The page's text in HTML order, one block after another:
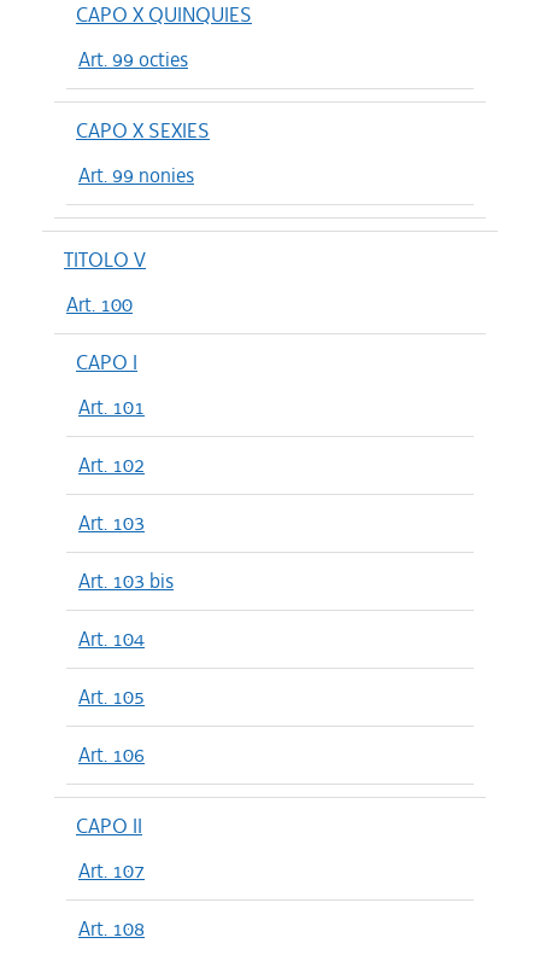
CAPO X QUINQUIES
Art. 99 octies
CAPO X SEXIES
Art. 99 nonies
TITOLO V
Art. 100
CAPO I
Art. 101
Art. 102
Art. 103
Art. 103 bis
Art. 104
Art. 105
Art. 106
CAPO II
Art. 107
Art. 108